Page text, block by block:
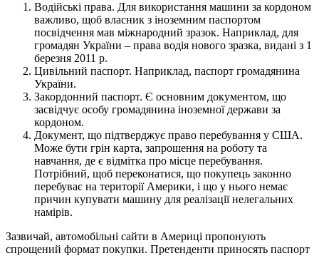
Водійські права. Для використання машини за кордоном
важливо, щоб власник з іноземним паспортом
посвідчення мав міжнародний зразок. Наприклад, для
громадян України – права водія нового зразка, видані з 1
березня 2011 р.
Цивільний паспорт. Наприклад, паспорт громадянина
України.
Закордонний паспорт. Є основним документом, що
засвідчує особу громадянина іноземної держави за
кордоном.
Документ, що підтверджує право перебування у США.
Може бути грін карта, запрошення на роботу та
навчання, де є відмітка про місце перебування.
Потрібний, щоб переконатися, що покупець законно
перебуває на території Америки, і що у нього немає
причин купувати машину для реалізації нелегальних
намірів.
Зазвичай, автомобільні сайти в Америці пропонують
спрощений формат покупки. Претенденти приносять паспорт